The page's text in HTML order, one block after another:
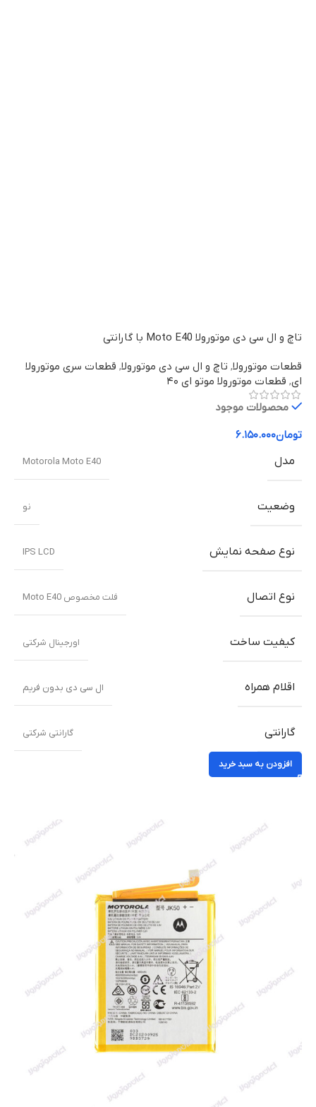
تاچ و ال سی دی موتورولا Moto E40 با گارانتی
قطعات موتورولا, تاچ و ال سی دی موتورولا, قطعات سری موتورولا
ای, قطعات موتورولا موتو ای ۴۰
محصولات موجود
تومان۶.۱۵۰.۰۰۰
مدل
Motorola Moto E40
وضعیت نو
نوع صفحه نمایش IPS LCD
نوع اتصال فلت مخصوص Moto E40
کیفیت ساخت اورجینال شرکتی
اقلام همراه ال سی دی بدون فریم
گارانتی گارانتی شرکتی
افزودن به سبد خرید